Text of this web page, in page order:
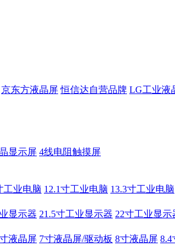
京东方液晶屏 恒信达自营品牌 LG工业液
显示屏 4线电阻触摸屏
工业电脑 12.1寸工业电脑 13.3寸工业电脑
显示器 21.5寸工业显示器 22寸工业显示
液晶屏 7寸液晶屏/驱动板 8寸液晶屏 8.4